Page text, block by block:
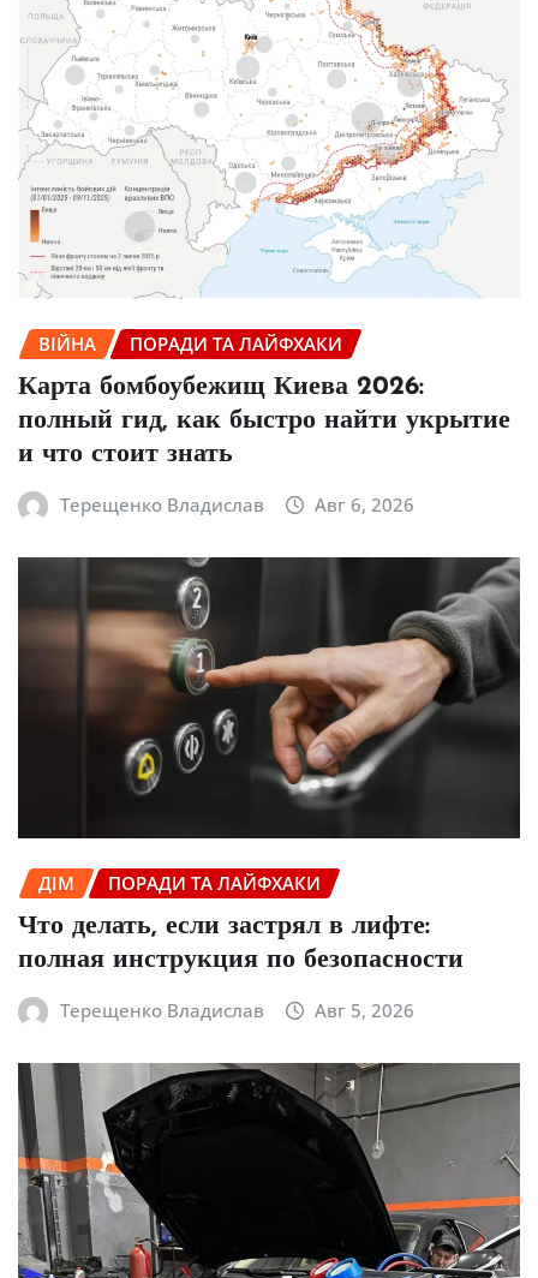
ВІЙНА ПОРАДИ ТА ЛАЙФХАКИ
Карта бомбоубежищ Киева 2026:
полный гид, как быстро найти укрытие
и что стоит знать
Терещенко Владислав Авг 6, 2026
ДІМ ПОРАДИ ТА ЛАЙФХАКИ
Что делать, если застрял в лифте:
полная инструкция по безопасности
Терещенко Владислав Авг 5, 2026